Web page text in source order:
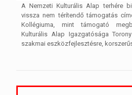
A Nemzeti Kulturális Alap terhére
vissza nem térítendő támogatás
Kollégiuma, mint támogató
Kulturális Alap Igazgatósága
szakmai eszközfejlesztésre,